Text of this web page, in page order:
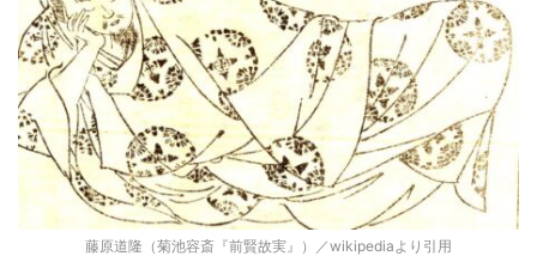
藤原道隆（菊池容斎『前賢故実』）／wikipediaより引用